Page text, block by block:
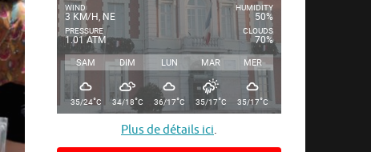
WIND
3 KM/H, NE
PRESSURE
1.01 ATM
HUMIDITY
50%
CLOUDS
70%
SAM DIM LUN MAR MER
35/24°C 34/18°C 36/17°C 35/17°C 35/17°C
Plus de détails ici.